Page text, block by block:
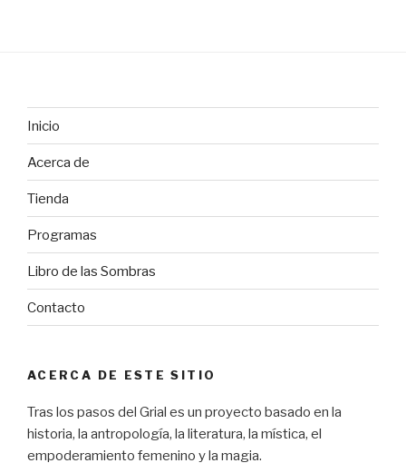
Inicio
Acerca de
Tienda
Programas
Libro de las Sombras
Contacto
ACERCA DE ESTE SITIO
Tras los pasos del Grial es un proyecto basado en la
historia, la antropología, la literatura, la mística, el
empoderamiento femenino y la magia.